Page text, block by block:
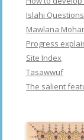
Islahi Questions
Mawlana
Progress
Site Index
Tasawwuf
The salient